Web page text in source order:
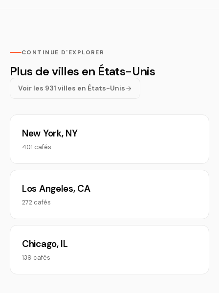
CONTINUE D'EXPLORER
Plus de villes en États-Unis
Voir les 931 villes en États-Unis
New York, NY
401 cafés
Los Angeles, CA
272 cafés
Chicago, IL
139 cafés